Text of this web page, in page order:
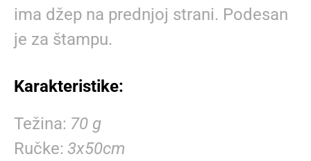
ima džep na prednjoj strani. Podesan
je za štampu.
Karakteristike:
Težina 70 g
Ručke 3x50cm